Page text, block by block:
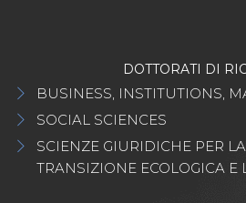
DOTTORATI DI
BUSINESS, INSTITUTIONS,
SOCIAL SCIENCES
SCIENZE GIURIDICHE PER
TRANSIZIONE ECOLOGICA